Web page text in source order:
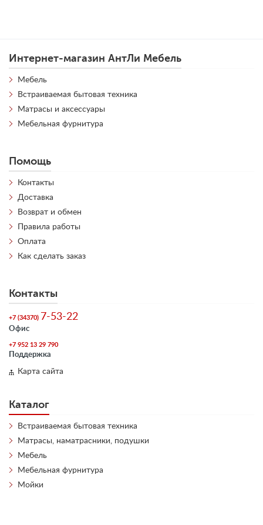
Интернет-магазин АнтЛи Мебель
Мебель
Встраиваемая бытовая техника
Матрасы и аксессуары
Мебельная фурнитура
Помощь
Контакты
Доставка
Возврат и обмен
Правила работы
Оплата
Как сделать заказ
Контакты
+7 (34370) 7-53-22
Офис
+7 952 13 29 790
Поддержка
Карта сайта
Каталог
Встраиваемая бытовая техника
Матрасы, наматрасники, подушки
Мебель
Мебельная фурнитура
Мойки